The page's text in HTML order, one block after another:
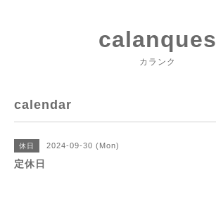
calanques
カランク
calendar
休日 2024-09-30 (Mon)
定休日